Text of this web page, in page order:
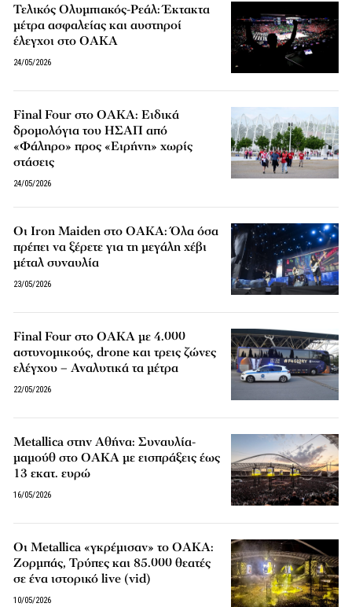
Τελικός Ολυμπιακός-Ρεάλ: Έκτακτα
μέτρα ασφαλείας και αυστηροί
έλεγχοι στο ΟΑΚΑ
24/05/2026
Final Four στο ΟΑΚΑ: Ειδικά
δρομολόγια του ΗΣΑΠ από
«Φάληρο» προς «Ειρήνη» χωρίς
στάσεις
24/05/2026
Οι Iron Maiden στο ΟΑΚΑ: Όλα όσα
πρέπει να ξέρετε για τη μεγάλη χέβι
μέταλ συναυλία
23/05/2026
Final Four στο ΟΑΚΑ με 4.000
αστυνομικούς, drone και τρεις ζώνες
ελέγχου – Αναλυτικά τα μέτρα
22/05/2026
Metallica στην Αθήνα: Συναυλία-
μαμούθ στο ΟΑΚΑ με εισπράξεις έως
13 εκατ. ευρώ
16/05/2026
Οι Metallica «γκρέμισαν» το ΟΑΚΑ:
Ζορμπάς, Τρύπες και 85.000 θεατές
σε ένα ιστορικό live (vid)
10/05/2026